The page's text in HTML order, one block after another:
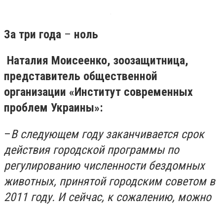
За три года – ноль
Наталия Моисеенко, зоозащитница,
представитель общественной
организации «Институт современных
проблем Украины»:
–В следующем году заканчивается срок
действия городской программы по
регулированию численности бездомных
животных, принятой городским советом в
2011 году. И сейчас, к сожалению, можно